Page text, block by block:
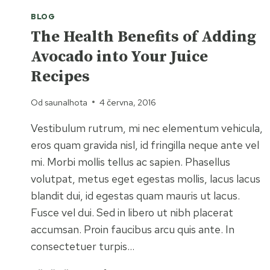
BLOG
The Health Benefits of Adding
Avocado into Your Juice
Recipes
Od saunalhota 4 června, 2016
Vestibulum rutrum, mi nec elementum vehicula,
eros quam gravida nisl, id fringilla neque ante vel
mi. Morbi mollis tellus ac sapien. Phasellus
volutpat, metus eget egestas mollis, lacus lacus
blandit dui, id egestas quam mauris ut lacus.
Fusce vel dui. Sed in libero ut nibh placerat
accumsan. Proin faucibus arcu quis ante. In
consectetuer turpis…